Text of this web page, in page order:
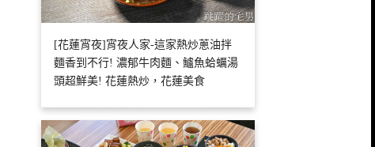
[花蓮宵夜]宵夜人家-這家熱炒蔥油拌
麵香到不行! 濃郁牛肉麵、鱸魚蛤蠣湯
頭超鮮美! 花蓮熱炒，花蓮美食